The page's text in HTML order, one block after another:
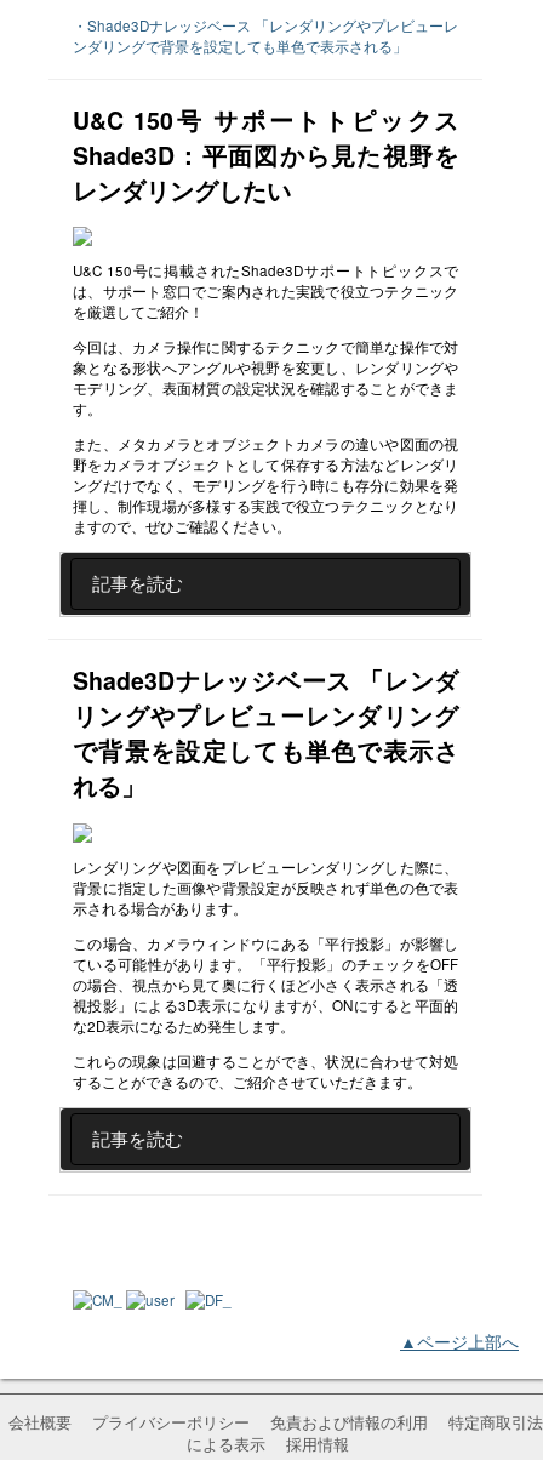
・Shade3Dナレッジベース 「レンダリングやプレビューレ
ンダリングで背景を設定しても単色で表示される」
U&C 150号 サポートトピックス
Shade3D：平面図から見た視野を
レンダリングしたい
U&C 150号に掲載されたShade3Dサポートトピックスで
は、サポート窓口でご案内された実践で役立つテクニック
を厳選してご紹介！
今回は、カメラ操作に関するテクニックで簡単な操作で対
象となる形状へアングルや視野を変更し、レンダリングや
モデリング、表面材質の設定状況を確認することができま
す。
また、メタカメラとオブジェクトカメラの違いや図面の視
野をカメラオブジェクトとして保存する方法などレンダリ
ングだけでなく、モデリングを行う時にも存分に効果を発
揮し、制作現場が多様する実践で役立つテクニックとなり
ますので、ぜひご確認ください。
記事を読む
Shade3Dナレッジベース 「レンダ
リングやプレビューレンダリング
で背景を設定しても単色で表示さ
れる」
レンダリングや図面をプレビューレンダリングした際に、
背景に指定した画像や背景設定が反映されず単色の色で表
示される場合があります。
この場合、カメラウィンドウにある「平行投影」が影響し
ている可能性があります。「平行投影」のチェックをOFF
の場合、視点から見て奥に行くほど小さく表示される「透
視投影」による3D表示になりますが、ONにすると平面的
な2D表示になるため発生します。
これらの現象は回避することができ、状況に合わせて対処
することができるので、ご紹介させていただきます。
記事を読む
▲ページ上部へ
会社概要 プライバシーポリシー 免責および情報の利用
特定商取引法
による表示
採用情報